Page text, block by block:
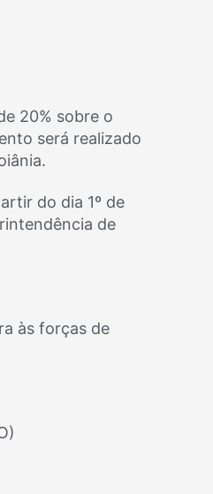
20% sobre o
será realizado
do dia 1º de
de
às forças de